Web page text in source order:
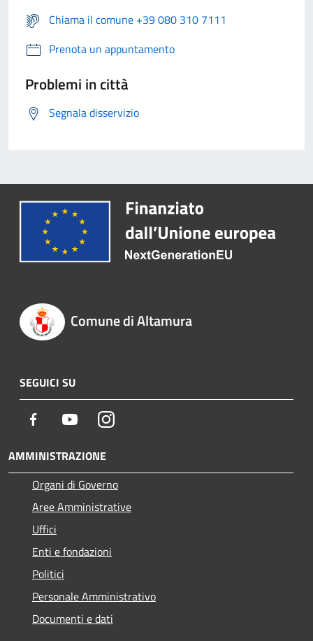
Chiama il comune +39 080 310 7111
Prenota un appuntamento
Problemi in città
Segnala disservizio
Comune di Altamura
SEGUICI SU
Facebook YoutubeInstagram
AMMINISTRAZIONE
Organi di Governo
Aree Amministrative
Uffici
Enti e fondazioni
Politici
Personale Amministrativo
Documenti e dati